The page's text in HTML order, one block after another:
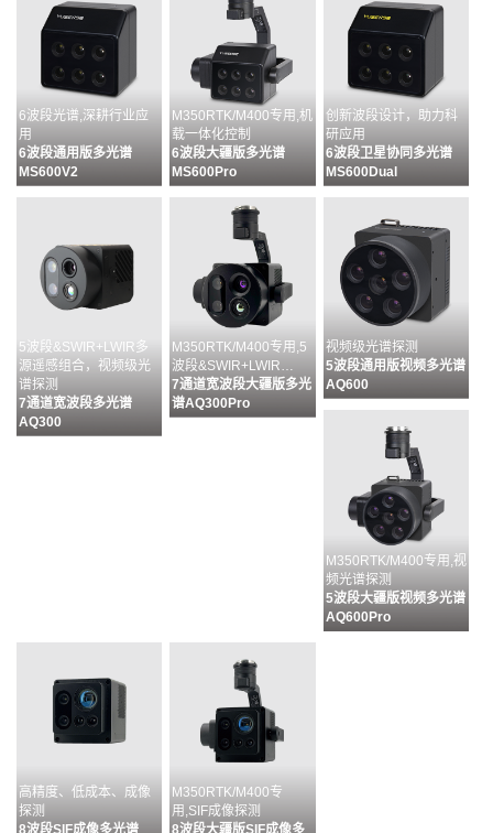
6波段光谱,深耕行业应
用
6波段通用版多光谱
MS600V2
M350RTK/M400专用,机
载一体化控制
6波段大疆版多光谱
MS600Pro
创新波段设计，助力科
研应用
6波段卫星协同多光谱
MS600Dual
5波段&SWIR+LWIR多
源遥感组合，视频级光
谱探测
7通道宽波段多光谱
AQ300
M350RTK/M400专用,5
波段&SWIR+LWIR…
7通道宽波段大疆版多光
谱AQ300Pro
视频级光谱探测
5波段通用版视频多光谱
AQ600
M350RTK/M400专用,视
频光谱探测
5波段大疆版视频多光谱
AQ600Pro
高精度、低成本、成像
探测
8波段SIF成像多光谱
M350RTK/M400专
用,SIF成像探测
8波段大疆版SIF成像多